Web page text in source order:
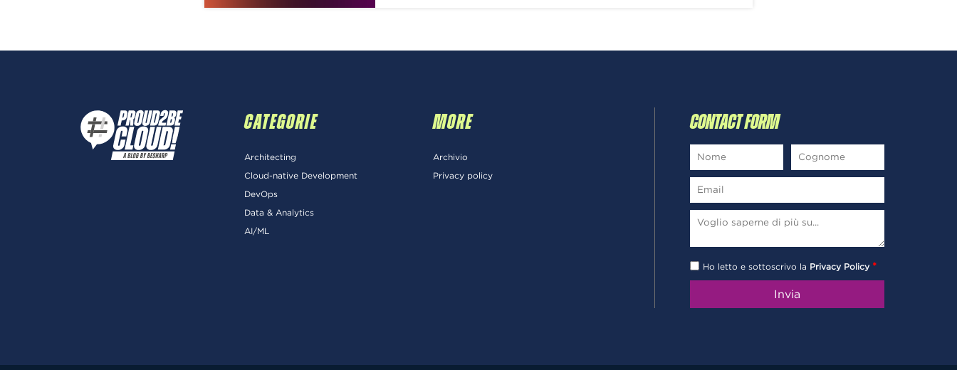
CATEGORIE
Architecting
Cloud-native Development
DevOps
Data & Analytics
AI/ML
MORE
Archivio
Privacy policy
CONTACT FORM
Ho letto e sottoscrivo la Privacy Policy *